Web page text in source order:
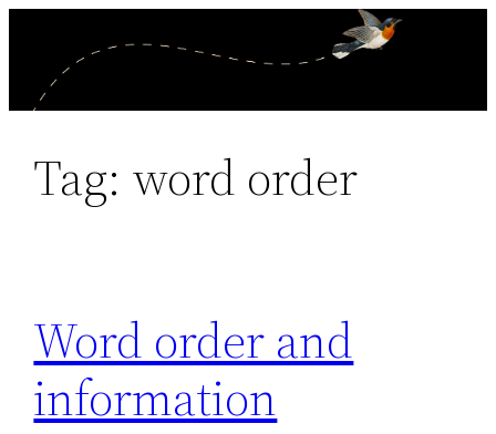
content
Tag: word order
Word order and
information